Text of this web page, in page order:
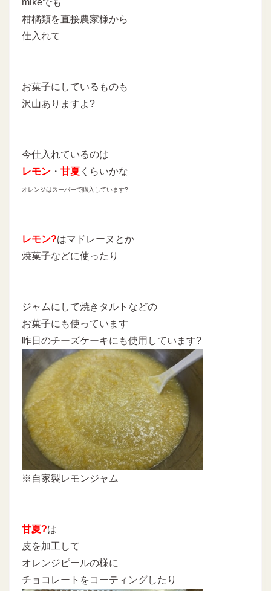
mikeでも
柑橘類を直接農家様から
仕入れて
お菓子にしているものも
沢山ありますよ?
今仕入れているのは
レモン ・ 甘夏 くらいかな
オレンジはスーパーで購入しています?
レモン?はマドレーヌとか
焼菓子などに使ったり
ジャムにして焼きタルトなどの
お菓子にも使っています
昨日のチーズケーキにも使用しています?
※自家製レモンジャム
甘夏?は
皮を加工して
オレンジピールの様に
チョコレートをコーティングしたり